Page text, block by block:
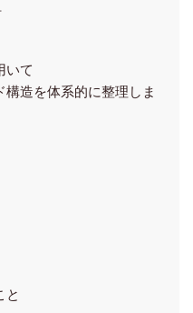
いて
造を体系的に整理しま
と